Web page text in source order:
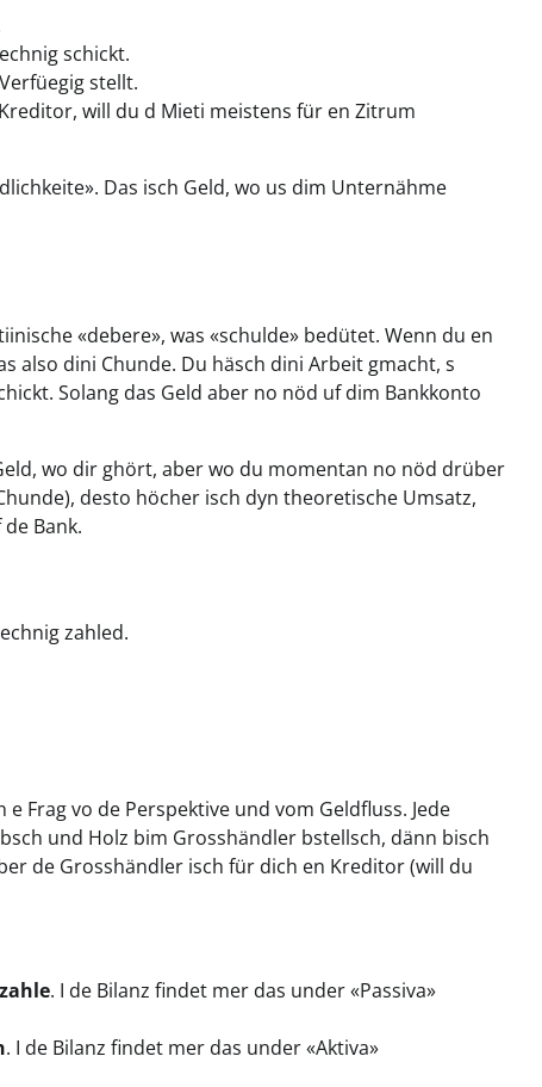
schickt.
stellt.
will du d Mieti meistens für en Zitrum
Das isch Geld, wo us dim Unternähme
«debere», was «schulde» bedütet. Wenn du en
also dini Chunde. Du häsch dini Arbeit gmacht, s
Solang das Geld aber no nöd uf dim Bankkonto
wo dir ghört, aber wo du momentan no nöd drüber
desto höcher isch dyn theoretische Umsatz,
Bank.
zahled.
Frag vo de Perspektive und vom Geldfluss. Jede
und Holz bim Grosshändler bstellsch, dänn bisch
de Grosshändler isch für dich en Kreditor (will du
. I de Bilanz findet mer das under «Passiva»
. I de Bilanz findet mer das under «Aktiva»